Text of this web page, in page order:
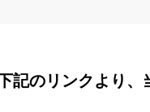
記のリンクより